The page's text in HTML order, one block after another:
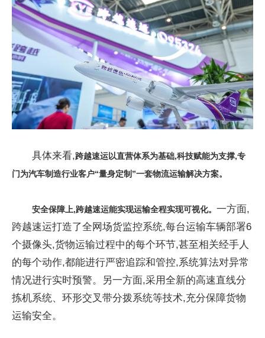
具体来看,跨越速运以直营体系为基础,科技赋能为支撑,专
门为汽车制造行业客户“量身定制”一套物流运输解决方案。
安全保障上,跨越速运能实现运输全程实现可视化。 一方面,
跨越速运打造了全网场货监控系统,每台运输车辆部署6
个摄像头,货物运输过程中的每个环节,甚至相关经手人
的每个动作,都能进行严密追踪和管控,系统算法对异常
情况进行实时预警。另一方面,采用全新的高速直线分
拣机系统、环形交叉带分拨系统等技术,充分保障货物
运输安全。